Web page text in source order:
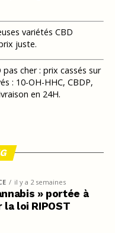
variétés CBD
juste.
cher : prix cassés sur
: 10-OH-HHC, CBDP,
en 24H.
il y a 2 semaines
» portée à
loi RIPOST